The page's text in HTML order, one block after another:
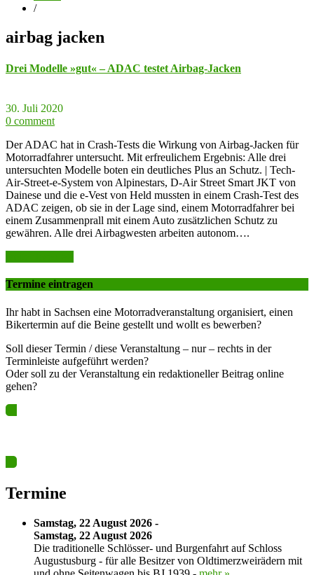
/
airbag jacken
Drei Modelle »gut« – ADAC testet Airbag-Jacken
30. Juli 2020
0 comment
Der ADAC hat in Crash-Tests die Wirkung von Airbag-Jacken für
Motorradfahrer untersucht. Mit erfreulichem Ergebnis: Alle drei
untersuchten Modelle boten ein deutliches Plus an Schutz. | Tech-
Air-Street-e-System von Alpinestars, D-Air Street Smart JKT von
Dainese und die e-Vest von Held mussten in einem Crash-Test des
ADAC zeigen, ob sie in der Lage sind, einem Motorradfahrer bei
einem Zusammenprall mit einem Auto zusätzlichen Schutz zu
gewähren. Alle drei Airbagwesten arbeiten autonom….
Termine eintragen
Ihr habt in Sachsen eine Motorradveranstaltung organisiert, einen
Bikertermin auf die Beine gestellt und wollt es bewerben?
Soll dieser Termin / diese Veranstaltung – nur – rechts in der
Terminleiste aufgeführt werden?
Oder soll zu der Veranstaltung ein redaktioneller Beitrag online
gehen?
Termine
Samstag, 22 August 2026 -
Samstag, 22 August 2026
Die traditionelle Schlösser- und Burgenfahrt auf Schloss
Augustusburg - für alle Besitzer von Oldtimerzweirädern mit